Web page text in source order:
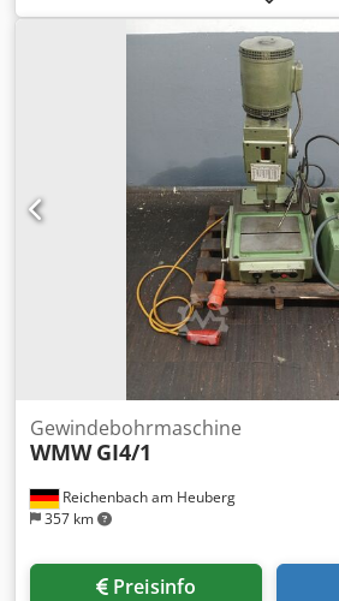
Zwei Drehzahlen Fußbedinung
betrieb möglich. Platzbedarf: ca.
750mm ( L x B x H ) Sie können gerne
vorbeikommen. Gerne können wir für
Kostengünstige Spedition Dsdpfxjukq I
organisieren Sie erhalten eine
Ausländische Kunden kann auch eine
erstellt werden. Vorraussetzung ist
Ust.Indent.Nr. Zwischenverkauf
unseren Shop und sehen Sie sich
Angebote an. Angegebene
Warenzeichen sind Eigentum Ihrer
lediglich zur Identifikation und
Abweichungen von technischen
der Beschreibung des Artikels
bleiben vorbehalten
Reichenbach am Heuberg
357 km
Gewindebohrmaschine
WMW GI4/1
Preisinfo